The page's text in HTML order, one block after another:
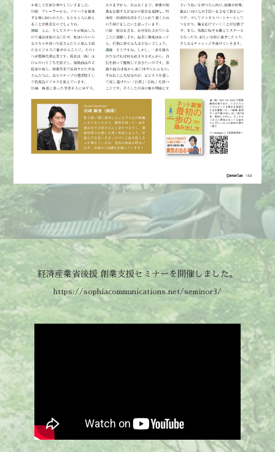
経済産業省後援 創業支援セミナーを開催しました。
https://sophiacommunications.net/seminor3/